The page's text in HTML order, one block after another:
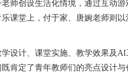
师创设生活化情境，通过互动
课堂上，付于家、唐婉老师则
设计、课堂实施、教学效果及
肯定了青年教师们的亮点设计